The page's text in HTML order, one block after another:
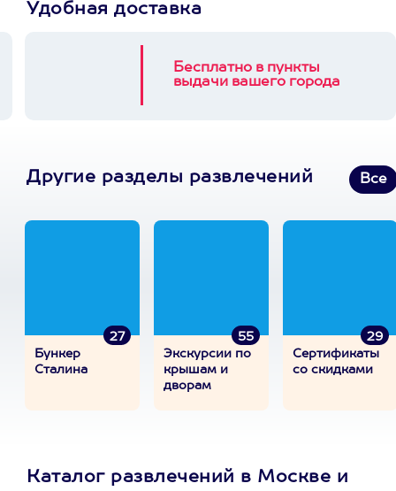
Удобная доставка
Бесплатно в пункты
выдачи вашего города
Другие разделы развлечений Все
27
Бункер
Сталина
55
Экскурсии по
крышам и
дворам
29
Сертификаты
со скидками
Каталог развлечений в Москве и